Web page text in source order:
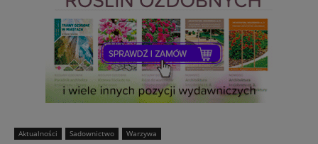
Aktualności Sadownictwo Warzywa